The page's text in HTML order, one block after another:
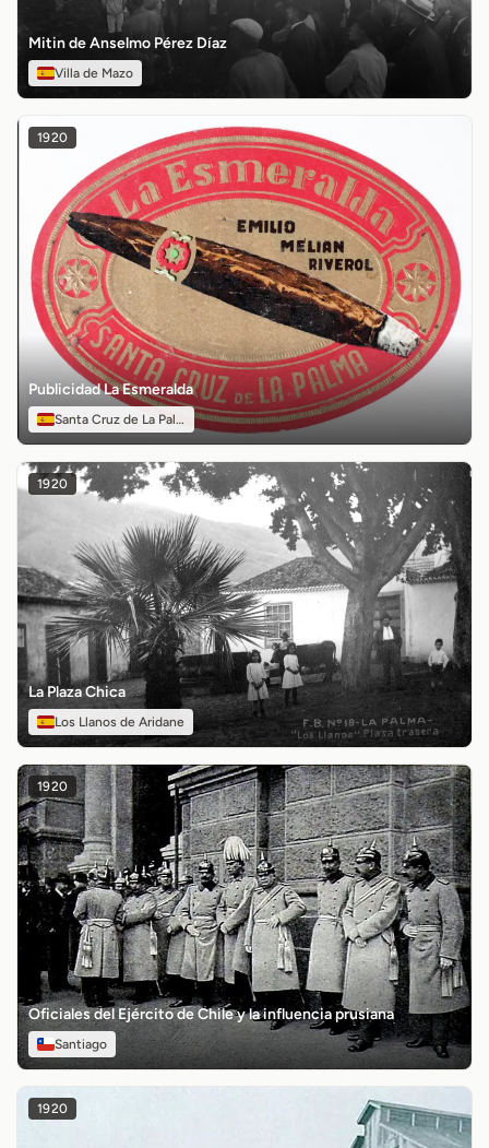
Mitin de Anselmo Pérez Díaz
Villa de Mazo
1920
Publicidad La Esmeralda
Santa Cruz de La Palma
1920
La Plaza Chica
Los Llanos de Aridane
1920
Oficiales del Ejército de Chile y la influencia prusiana
Santiago
1920